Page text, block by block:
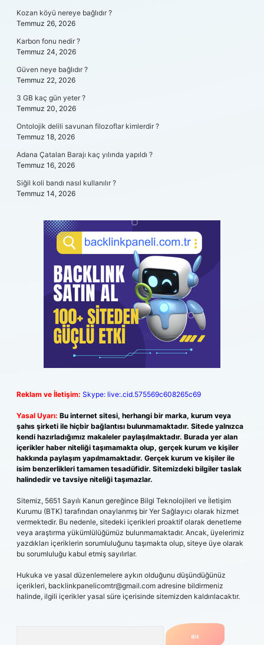
Kozan köyü nereye bağlıdır ?
Temmuz 26, 2026
Karbon fonu nedir ?
Temmuz 24, 2026
Güven neye bağlıdır ?
Temmuz 22, 2026
3 GB kaç gün yeter ?
Temmuz 20, 2026
Ontolojik delili savunan filozoflar kimlerdir ?
Temmuz 18, 2026
Adana Çatalan Barajı kaç yılında yapıldı ?
Temmuz 16, 2026
Siğil koli bandı nasıl kullanılır ?
Temmuz 14, 2026
Reklam ve İletişim: Skype: live:.cid.575569c608265c69
Yasal Uyarı: Bu internet sitesi, herhangi bir marka, kurum veya
şahıs şirketi ile hiçbir bağlantısı bulunmamaktadır. Sitede yalnızca
kendi hazırladığımız makaleler paylaşılmaktadır. Burada yer alan
içerikler haber niteliği taşımamakta olup, gerçek kurum ve kişiler
hakkında paylaşım yapılmamaktadır. Gerçek kurum ve kişiler ile
isim benzerlikleri tamamen tesadüfidir. Sitemizdeki bilgiler taslak
halindedir ve tavsiye niteliği taşımazlar.
Sitemiz, 5651 Sayılı Kanun gereğince Bilgi Teknolojileri ve İletişim
Kurumu (BTK) tarafından onaylanmış bir Yer Sağlayıcı olarak hizmet
vermektedir. Bu nedenle, sitedeki içerikleri proaktif olarak denetleme
veya araştırma yükümlülüğümüz bulunmamaktadır. Ancak, üyelerimiz
yazdıkları içeriklerin sorumluluğunu taşımakta olup, siteye üye olarak
bu sorumluluğu kabul etmiş sayılırlar.
Hukuka ve yasal düzenlemelere aykırı olduğunu düşündüğünüz
içerikleri, backlinkpanelicomtr@gmail.com adresine bildirmeniz
halinde, ilgili içerikler yasal süre içerisinde sitemizden kaldırılacaktır.